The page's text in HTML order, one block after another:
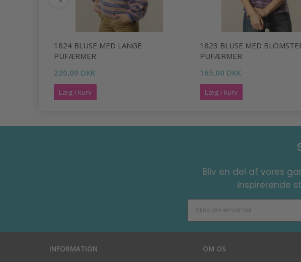
1824 BLUSE MED LANGE
PUFÆRMER
220,00 DKK
Læg i kurv
1823 BLUSE MED
PUFÆRMER
165,00 DKK
Læg i kurv
Bliv en del af vores
inspirerende
INFORMATION OM OS